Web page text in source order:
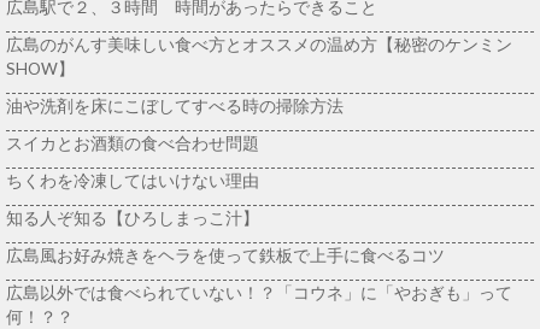
広島駅で２、３時間 時間があったらできること
広島のがんす美味しい食べ方とオススメの温め方【秘密のケンミン
SHOW】
油や洗剤を床にこぼしてすべる時の掃除方法
スイカとお酒類の食べ合わせ問題
ちくわを冷凍してはいけない理由
知る人ぞ知る【ひろしまっこ汁】
広島風お好み焼きをヘラを使って鉄板で上手に食べるコツ
広島以外では食べられていない！？「コウネ」に「やおぎも」って
何！？？